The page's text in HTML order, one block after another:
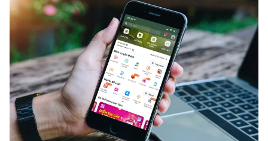
Tư vấn
Chuyên mục khác
Emagazine Podcast
Photo Infographic
Video Shorts video